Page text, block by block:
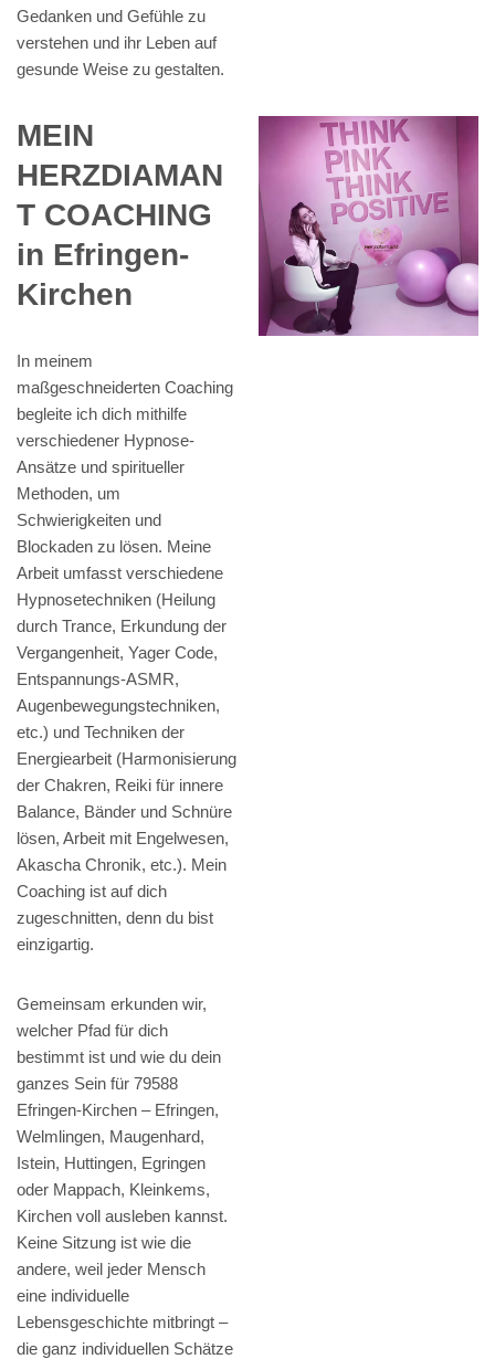
Gedanken und Gefühle zu
verstehen und ihr Leben auf
gesunde Weise zu gestalten.
MEIN
HERZDIAMAN
T COACHING
in Efringen-
Kirchen
In meinem
maßgeschneiderten Coaching
begleite ich dich mithilfe
verschiedener Hypnose-
Ansätze und spiritueller
Methoden, um
Schwierigkeiten und
Blockaden zu lösen. Meine
Arbeit umfasst verschiedene
Hypnosetechniken (Heilung
durch Trance, Erkundung der
Vergangenheit, Yager Code,
Entspannungs-ASMR,
Augenbewegungstechniken,
etc.) und Techniken der
Energiearbeit (Harmonisierung
der Chakren, Reiki für innere
Balance, Bänder und Schnüre
lösen, Arbeit mit Engelwesen,
Akascha Chronik, etc.). Mein
Coaching ist auf dich
zugeschnitten, denn du bist
einzigartig.
Gemeinsam erkunden wir,
welcher Pfad für dich
bestimmt ist und wie du dein
ganzes Sein für 79588
Efringen-Kirchen – Efringen,
Welmlingen, Maugenhard,
Istein, Huttingen, Egringen
oder Mappach, Kleinkems,
Kirchen voll ausleben kannst.
Keine Sitzung ist wie die
andere, weil jeder Mensch
eine individuelle
Lebensgeschichte mitbringt –
die ganz individuellen Schätze